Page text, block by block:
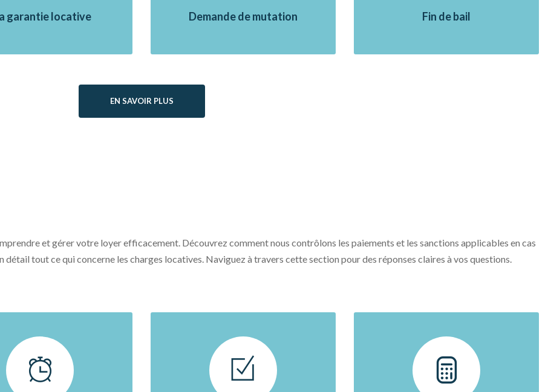
garantie locative Demande de mutation Fin de bail
EN SAVOIR PLUS
et gérer votre loyer efficacement. Découvrez comment nous contrôlons les paiements et les sanctions applicables en cas
détail tout ce qui concerne les charges locatives. Naviguez à travers cette section pour des réponses claires à vos questions.